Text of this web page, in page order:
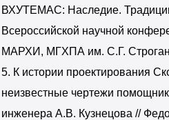
ВХУТЕМАС: Наследие.
Всероссийской научной
МАРХИ, МГХПА им. С.Г.
5. К истории проектирования
неизвестные чертежи
инженера А.В. Кузнецова //